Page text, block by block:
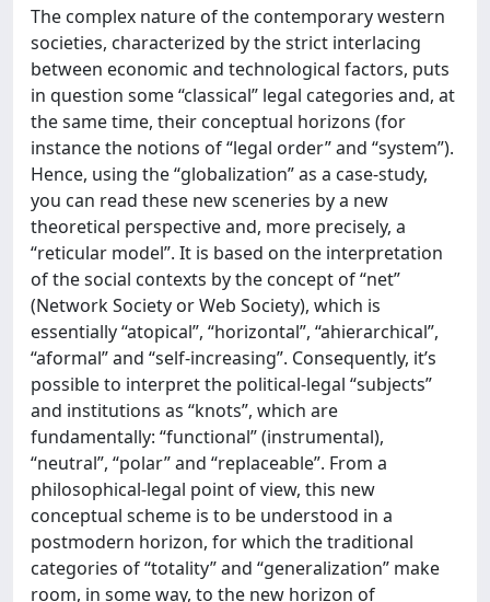
The complex nature of the contemporary western
societies, characterized by the strict interlacing
between economic and technological factors, puts
in question some “classical” legal categories and, at
the same time, their conceptual horizons (for
instance the notions of “legal order” and “system”).
Hence, using the “globalization” as a case-study,
you can read these new sceneries by a new
theoretical perspective and, more precisely, a
“reticular model”. It is based on the interpretation
of the social contexts by the concept of “net”
(Network Society or Web Society), which is
essentially “atopical”, “horizontal”, “ahierarchical”,
“aformal” and “self-increasing”. Consequently, it’s
possible to interpret the political-legal “subjects”
and institutions as “knots”, which are
fundamentally: “functional” (instrumental),
“neutral”, “polar” and “replaceable”. From a
philosophical-legal point of view, this new
conceptual scheme is to be understood in a
postmodern horizon, for which the traditional
categories of “totality” and “generalization” make
room, in some way, to the new horizon of